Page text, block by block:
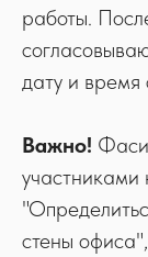
работы.
дату и время
Важно!
стены